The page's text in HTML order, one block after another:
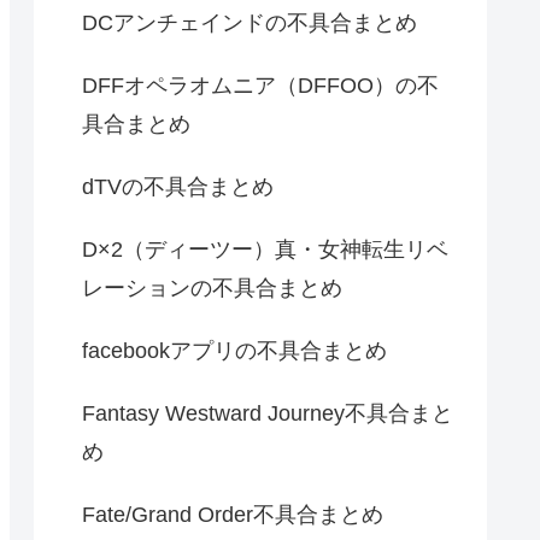
DCアンチェインドの不具合まとめ
DFFオペラオムニア（DFFOO）の不
具合まとめ
dTVの不具合まとめ
D×2（ディーツー）真・女神転生リベ
レーションの不具合まとめ
facebookアプリの不具合まとめ
Fantasy Westward Journey不具合まと
め
Fate/Grand Order不具合まとめ